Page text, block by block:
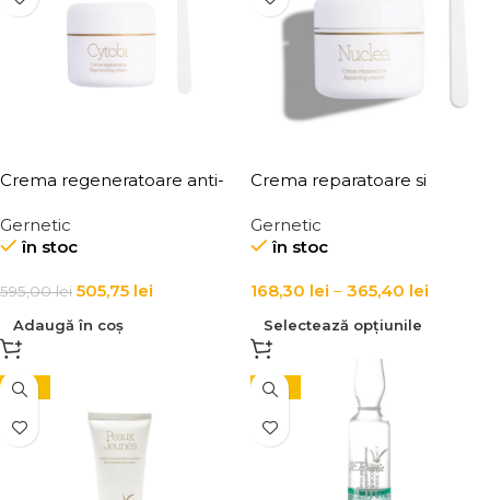
Crema regeneratoare anti-
ten Cytobi Regenerating
Cream
Gernetic
în stoc
595,00lei 505,75 lei
Adaugă în coș
Crema reparatoare si
Nuclea Repairing Cream
Gernetic
în stoc
168,30 lei – 365,40 lei
Selectează opțiunile
-10% -10%